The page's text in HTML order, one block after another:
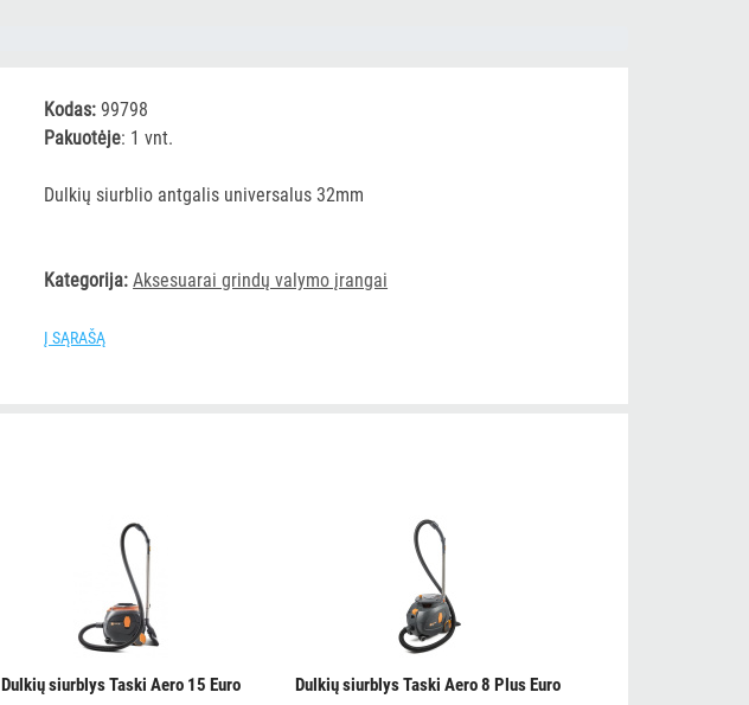
Kodas: 99798
Pakuotėje: 1 vnt.
Dulkių siurblio antgalis universalus 32mm
Kategorija: Aksesuarai grindų valymo įrangai
Į SĄRAŠĄ
Dulkių siurblys Taski Aero 15 Euro Dulkių siurblys Taski Aero 8 Plus Euro